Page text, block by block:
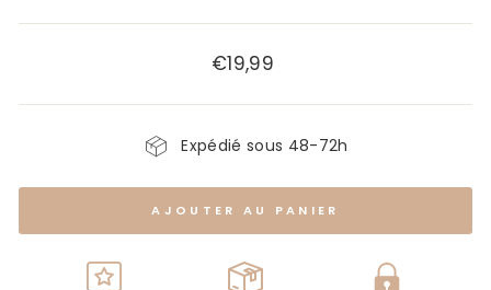
Prix
€19,99
Expédié sous 48-72h
AJOUTER AU PANIER